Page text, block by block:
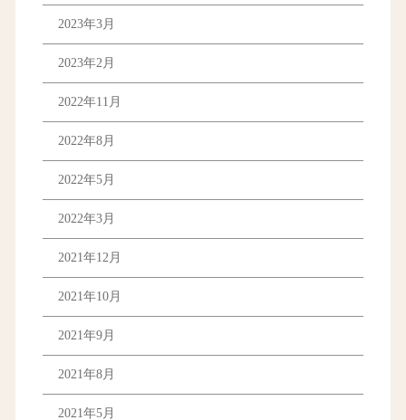
2023年3月
2023年2月
2022年11月
2022年8月
2022年5月
2022年3月
2021年12月
2021年10月
2021年9月
2021年8月
2021年5月